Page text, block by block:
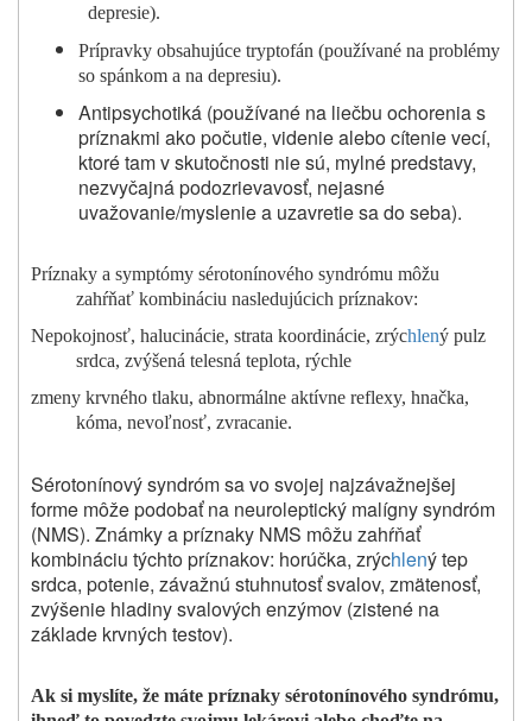
depresie).
Prípravky obsahujúce tryptofán (používané na problémy
so spánkom a na depresiu).
Antipsychotiká (používané na liečbu ochorenia s
príznakmi ako počutie, videnie alebo cítenie vecí,
ktoré tam v skutočnosti nie sú, mylné predstavy,
nezvyčajná podozrievavosť, nejasné
uvažovanie/myslenie a uzavretie sa do seba).
Príznaky a symptómy sérotonínového syndrómu môžu
zahŕňať kombináciu nasledujúcich príznakov:
Nepokojnosť, halucinácie, strata koordinácie, zrýchlený pulz
srdca, zvýšená telesná teplota, rýchle
zmeny krvného tlaku, abnormálne aktívne reflexy, hnačka,
kóma, nevoľnosť, zvracanie.
Sérotonínový syndróm sa vo svojej najzávažnejšej
forme môže podobať na neuroleptický malígny syndróm
(NMS). Známky a príznaky NMS môžu zahŕňať
kombináciu týchto príznakov: horúčka, zrýchlený tep
srdca, potenie, závažnú stuhnutosť svalov, zmätenosť,
zvýšenie hladiny svalových enzýmov (zistené na
základe krvných testov).
Ak si myslíte, že máte príznaky sérotonínového syndrómu,